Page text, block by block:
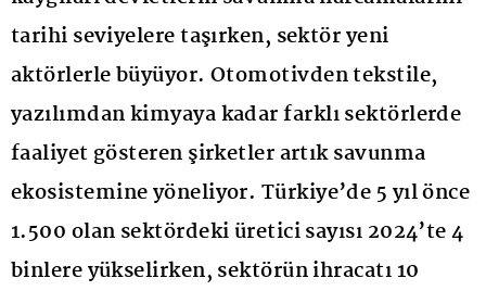
tarihi seviyelere taşırken, sektör yeni
aktörlerle büyüyor. Otomotivden tekstile,
yazılımdan kimyaya kadar farklı sektörlerde
faaliyet gösteren şirketler artık savunma
ekosistemine yöneliyor. Türkiye’de 5 yıl önce
1.500 olan sektördeki üretici sayısı 2024’te 4
binlere yükselirken, sektörün ihracatı 10